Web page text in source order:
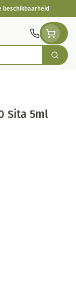
beschikbaarheid
Zoek
Sita 5ml